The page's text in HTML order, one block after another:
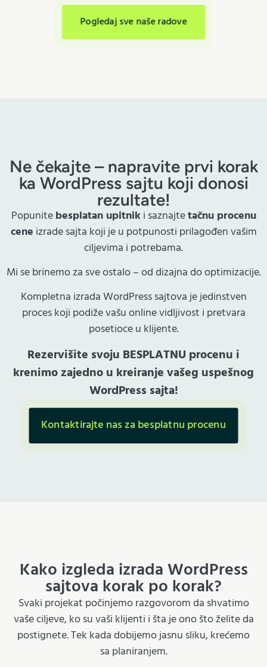
Pogledaj sve naše radove
Ne čekajte – napravite prvi korak
ka WordPress sajtu koji donosi
rezultate!
Popunitebesplatan upitniki saznajtetačnu procenu
cene izrade sajta koji je u potpunosti prilagođen vašim
ciljevima i potrebama.
Mi se brinemo za sve ostalo – od dizajna do optimizacije.
Kompletna izrada WordPress sajtova je jedinstven
proces koji podiže vašu online vidljivost i pretvara
posetioce u klijente.
Rezervišite svoju BESPLATNU procenu i
krenimo zajedno u kreiranje vašeg uspešnog
WordPress sajta!
Kontaktirajte nas za besplatnu procenu
Kako izgleda izrada WordPress
sajtova korak po korak?
Svaki projekat počinjemo razgovorom da shvatimo
vaše ciljeve, ko su vaši klijenti i šta je ono što želite da
postignete. Tek kada dobijemo jasnu sliku, krećemo
sa planiranjem.